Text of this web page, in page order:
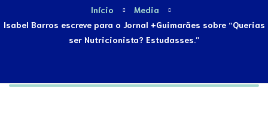
Início
Media
Isabel Barros escreve para o Jornal +Guimarães sobre “Querias
ser Nutricionista? Estudasses.”